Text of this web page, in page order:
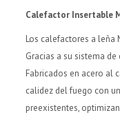
Calefactor Insertable
Los calefactores a leña
Gracias a su sistema
Fabricados en acero al
calidez del fuego con
preexistentes,